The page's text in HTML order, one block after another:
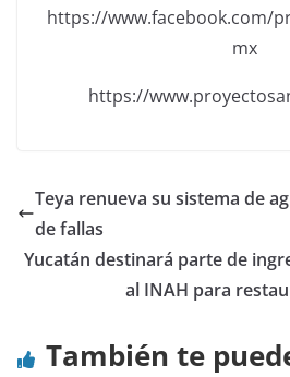
https://www.facebook.com/
mx
https://
Teya renueva su sistema de
de fallas
Yucatán destinará parte de
al INAH para
También te